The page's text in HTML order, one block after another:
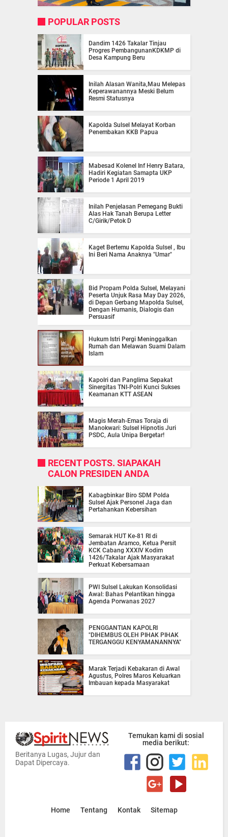
POPULAR POSTS
Dandim 1426 Takalar Tinjau
Progres PembangunanKDKMP di
Desa Kampung Beru
Inilah Alasan Wanita,Mau Melepas
Keperawanannya Meski Belum
Resmi Statusnya
Kapolda Sulsel Melayat Korban
Penembakan KKB Papua
Mabesad Kolenel Inf Henry Batara,
Hadiri Kegiatan Samapta UKP
Periode 1 April 2019
Inilah Penjelasan Pemegang Bukti
Alas Hak Tanah Berupa Letter
C/Girik/Petok D
Kaget Bertemu Kapolda Sulsel , Ibu
Ini Beri Nama Anaknya "Umar"
Bid Propam Polda Sulsel, Melayani
Peserta Unjuk Rasa May Day 2026,
di Depan Gerbang Mapolda Sulsel,
Dengan Humanis, Dialogis dan
Persuasif
Hukum Istri Pergi Meninggalkan
Rumah dan Melawan Suami Dalam
Islam
Kapolri dan Panglima Sepakat
Sinergitas TNI-Polri Kunci Sukses
Keamanan KTT ASEAN
Magis Merah-Emas Toraja di
Manokwari: Sulsel Hipnotis Juri
PSDC, Aula Unipa Bergetar!
RECENT POSTS. SIAPAKAH
CALON PRESIDEN ANDA
Kabagbinkar Biro SDM Polda
Sulsel Ajak Personel Jaga dan
Pertahankan Kebersihan
Semarak HUT Ke-81 RI di
Jembatan Aramco, Ketua Persit
KCK Cabang XXXIV Kodim
1426/Takalar Ajak Masyarakat
Perkuat Kebersamaan
PWI Sulsel Lakukan Konsolidasi
Awal: Bahas Pelantikan hingga
Agenda Porwanas 2027
PENGGANTIAN KAPOLRI
"DIHEMBUS OLEH PIHAK PIHAK
TERGANGGU KENYAMANANNYA"
Marak Terjadi Kebakaran di Awal
Agustus, Polres Maros Keluarkan
Imbauan kepada Masyarakat
Beritanya Lugas, Jujur dan
Dapat Dipercaya.
Temukan kami di sosial
media berikut:
Home Tentang Kontak Sitemap